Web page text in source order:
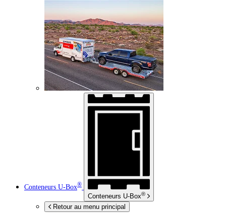
Conteneurs U-Box®
Conteneurs U-Box®
Retour au menu principal